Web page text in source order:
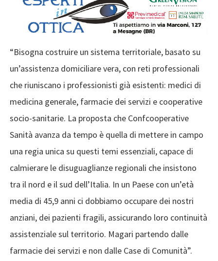
“Bisogna costruire un sistema territoriale, basato su
un’assistenza domiciliare vera, con reti professionali
che riuniscano i professionisti già esistenti: medici di
medicina generale, farmacie dei servizi e cooperative
socio-sanitarie. La proposta che Confcooperative
Sanità avanza da tempo è quella di mettere in campo
una regia unica su questi temi essenziali, capace di
calmierare le disuguaglianze regionali che insistono
tra il nord e il sud dell’Italia. In un Paese con un’età
media di 45,9 anni ci dobbiamo occupare dei nostri
anziani, dei pazienti fragili, assicurando loro continuità
assistenziale sul territorio. Magari partendo dalle
farmacie dei servizi e non dalle Case di Comunità”.